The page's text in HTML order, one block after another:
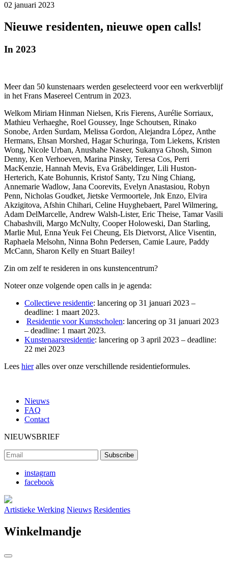
02 januari 2023
Nieuwe residenten, nieuwe open calls!
In 2023
Meer dan 50 kunstenaars werden geselecteerd voor een werkverblijf
in het Frans Masereel Centrum in 2023.
Welkom Miriam Hinman Nielsen, Kris Fierens, Aurélie Sorriaux,
Mathieu Verhaeghe, Roel Goussey, Inge Schoutsen, Rinako
Sonobe, Arden Surdam, Melissa Gordon, Alejandra López, Anthe
Hermans, Ehsan Morshed, Hagar Schuringa, Tom Liekens, Kristen
Wong, Nicole Urban, Anushahe Naseer, Sukanya Ghosh, Simon
Denny, Ken Verhoeven, Marina Pinsky, Teresa Cos, Perri
MacKenzie, Hannah Mevis, Eva Gräbeldinger, Lili Huston-
Herterich, Kate Bohunnis, Kristof Santy, Tzu Ning Chiang,
Annemarie Wadlow, Jana Coorevits, Evelyn Anastasiou, Robyn
Penn, Nicholas Goudket, Jietske Vermoortele, Jnk Enzo, Elvira
Akzigitova, Afshin Chihari, Celine Huyghebaert, Parel Wilmering,
Adam DelMarcelle, Andrew Walsh-Lister, Eric Theise, Tamar Vasili
Chabashvili, Margo McNulty, Cooper Holoweski, Dan Starling,
Marlie Mul, Enna Yeuk Fei Cheung, Els Dietvorst, Alice Visentin,
Raphaela Melsohn, Ninna Bohn Pedersen, Camie Laure, Paddy
McCann, Sharon Kelly en Stuart Bailey!
Zin om zelf te resideren in ons kunstencentrum?
Noteer onze volgende open calls in je agenda:
Collectieve residentie: lancering op 31 januari 2023 –
deadline: 1 maart 2023.
Residentie voor Kunstscholen: lancering op 31 januari 2023
– deadline: 1 maart 2023.
Kunstenaarsresidentie: lancering op 3 april 2023 – deadline:
22 mei 2023
Lees hieralles over onze verschillende residentieformules.
Nieuws
FAQ
Contact
NIEUWSBRIEF
instagram
facebook
Artistieke Werking Nieuws Residenties
Winkelmandje